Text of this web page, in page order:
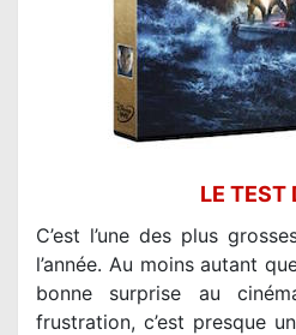
LE TEST
C’est l’une des plus
l’année. Au moins autant
bonne surprise au
frustration, c’est presque